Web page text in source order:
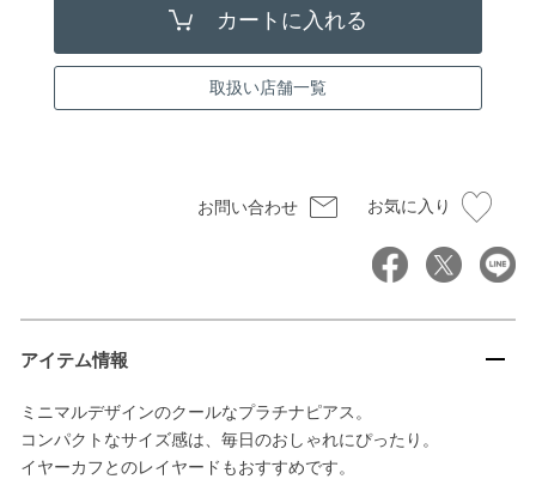
取扱い店舗一覧
お問い合わせ お気に入り
アイテム情報
ミニマルデザインのクールなプラチナピアス。
コンパクトなサイズ感は、毎日のおしゃれにぴったり。
イヤーカフとのレイヤードもおすすめです。